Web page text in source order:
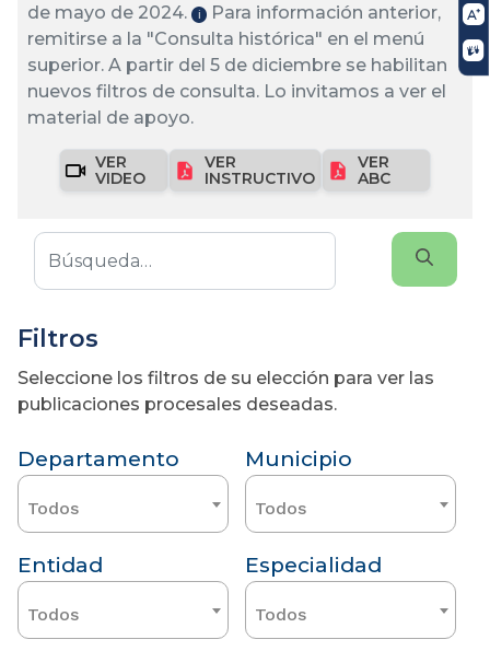
de mayo de 2024.
ℹ️
Para información anterior,
remitirse a la "Consulta histórica" en el menú
superior. A partir del 5 de diciembre se habilitan
nuevos filtros de consulta. Lo invitamos a ver el
material de apoyo.
VER
VIDEO
VER
INSTRUCTIVO
VER
ABC
Filtros
Seleccione los filtros de su elección para ver las
publicaciones procesales deseadas.
Departamento
Todos
Municipio
Todos
Entidad
Todos
Especialidad
Todos